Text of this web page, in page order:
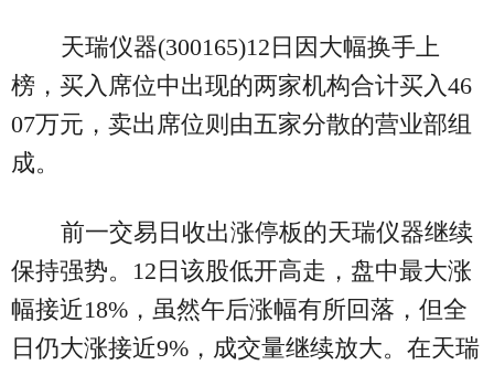
天瑞仪器(300165)12日因大幅换手上
榜，买入席位中出现的两家机构合计买入46
07万元，卖出席位则由五家分散的营业部组
成。
前一交易日收出涨停板的天瑞仪器继续
保持强势。12日该股低开高走，盘中最大涨
幅接近18%，虽然午后涨幅有所回落，但全
日仍大涨接近9%，成交量继续放大。在天瑞